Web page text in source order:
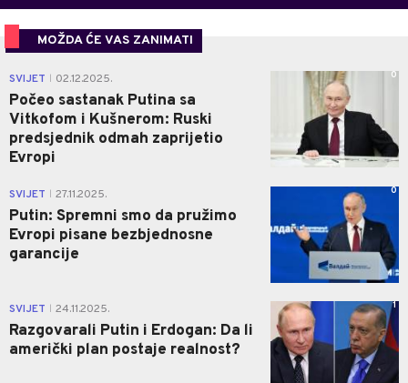
MOŽDA ĆE VAS ZANIMATI
SVIJET 02.12.2025.
Počeo sastanak Putina sa
Vitkofom i Kušnerom: Ruski
predsjednik odmah zaprijetio
Evropi
0
SVIJET 27.11.2025.
Putin: Spremni smo da pružimo
Evropi pisane bezbjednosne
garancije
0
SVIJET 24.11.2025.
Razgovarali Putin i Erdogan: Da li
američki plan postaje realnost?
1